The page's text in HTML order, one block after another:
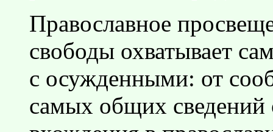
Православное
свободы охватывает
с осужденными: от
самых общих сведений